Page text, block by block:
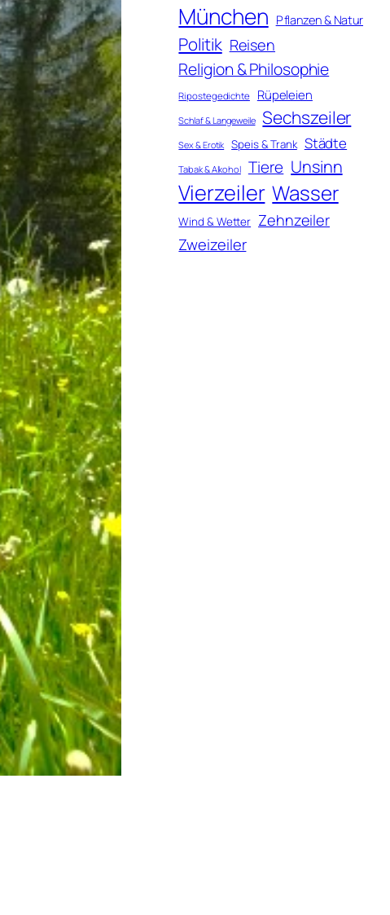
München Pflanzen & Natur
Politik Reisen
Religion & Philosophie
Ripostegedichte Rüpeleien
Schlaf & Langeweile Sechszeiler
Sex & Erotik Speis & Trank Städte
Tabak & Alkohol Tiere Unsinn
Vierzeiler Wasser
Wind & Wetter Zehnzeiler
Zweizeiler